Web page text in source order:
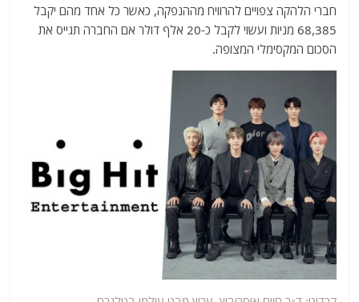
חברי הלהקה צפויים להרוויח מההנפקה, כאשר כל אחד מהם יקבל
68,385 מניות ועשוי לקבל כ-20 אלף דולר אם החברה תגייס את
הסכום המקסימלי המצופה.